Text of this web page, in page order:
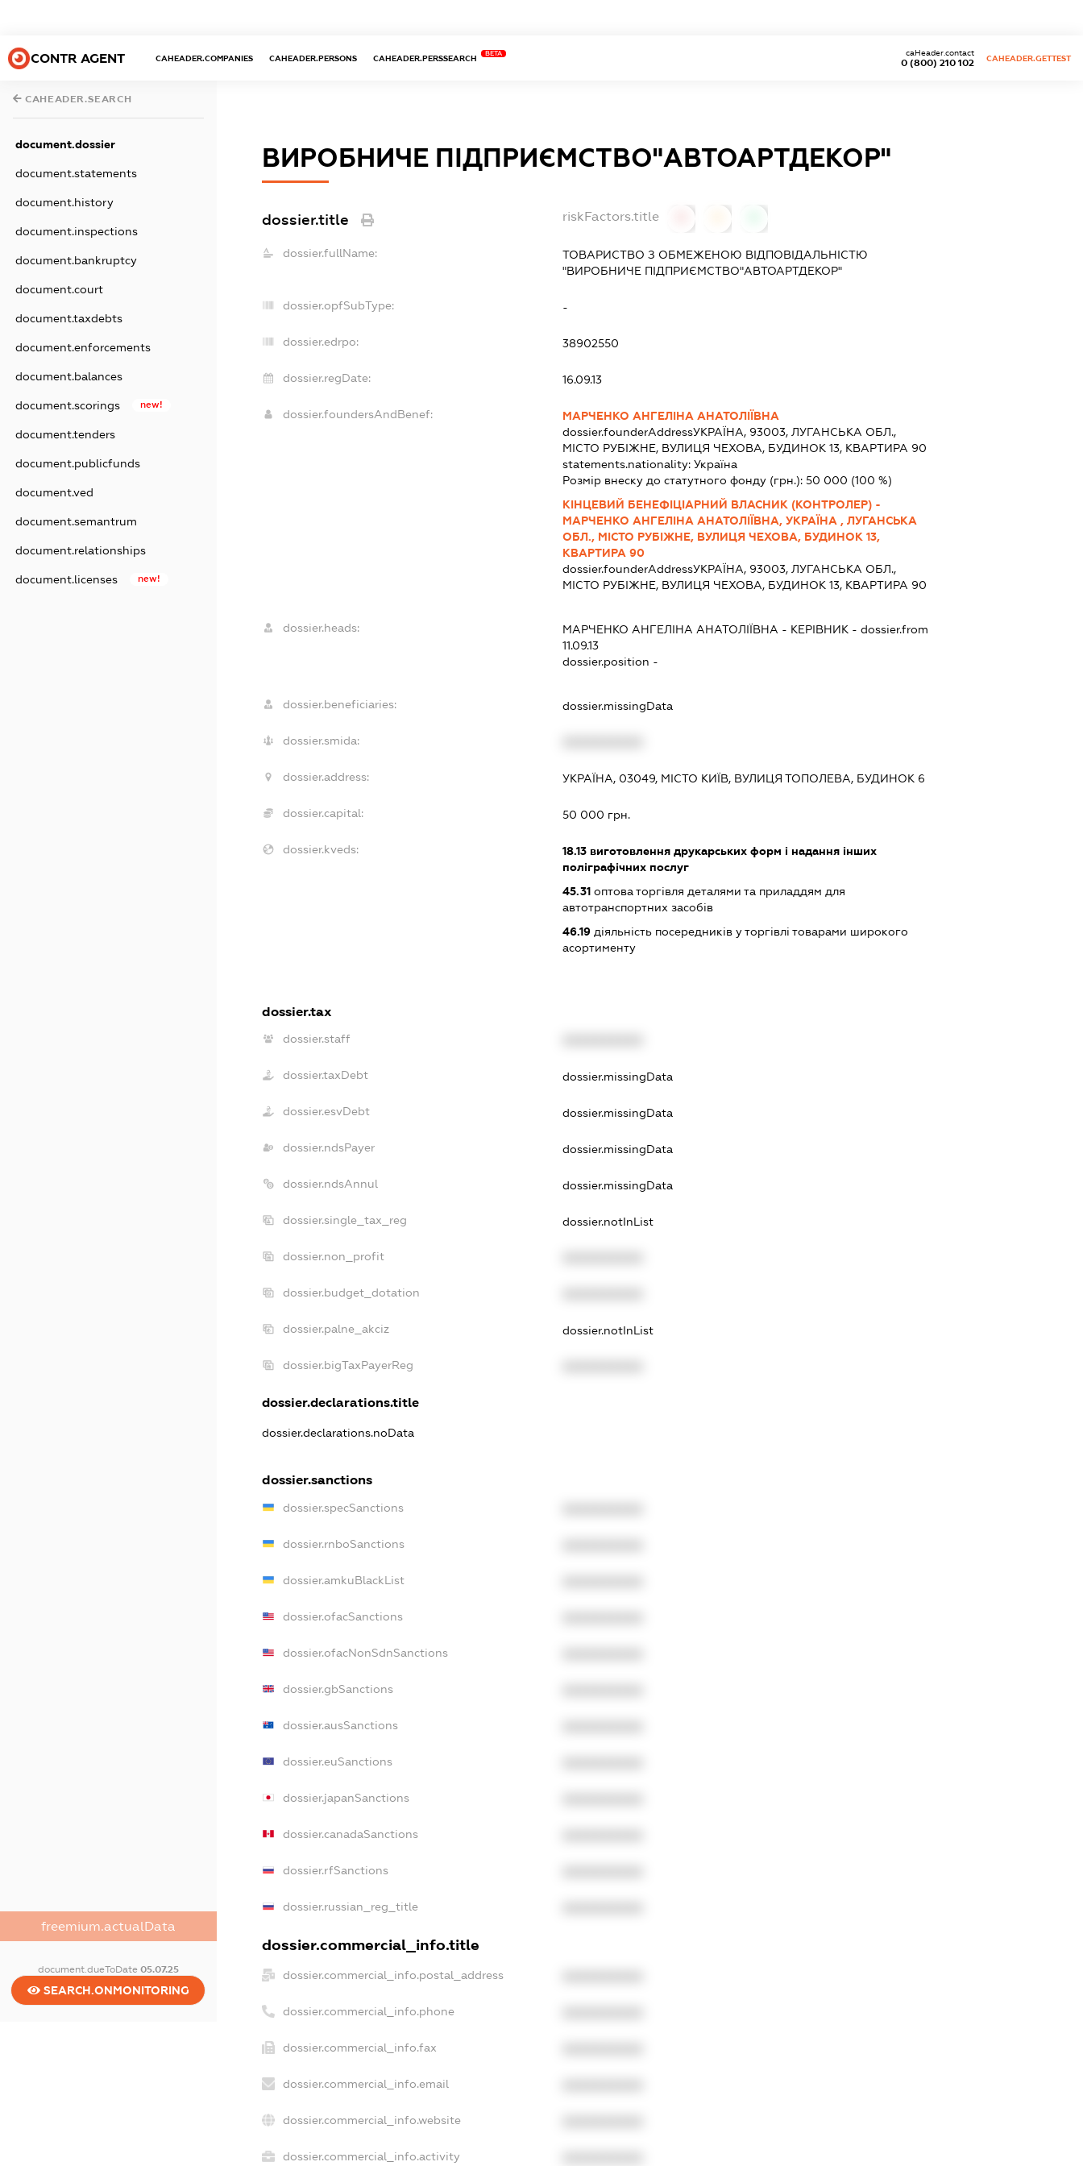
CONTR AGENT CAHEADER.COMPANIES CAHEADER.PERSONS CAHEADER.PERSSEARCH
BETA
0 (800) 210 102
caHeader.contact
CAHEADER.GETTEST
CAHEADER.SEARCH
document.dossier
document.statements
document.history
document.inspections
document.bankruptcy
document.court
document.taxdebts
document.enforcements
document.balances
document.scorings new!
document.tenders
document.publicfunds
document.ved
document.semantrum
document.relationships
document.licenses new!
freemium.actualData
document.dueToDate 05.07.25
SEARCH.ONMONITORING
ВИРОБНИЧЕ ПІДПРИЄМСТВО"АВТОАРТДЕКОР"
dossier.title riskFactors.title
dossier.fullName:
ТОВАРИСТВО З ОБМЕЖЕНОЮ ВІДПОВІДАЛЬНІСТЮ
"ВИРОБНИЧЕ ПІДПРИЄМСТВО"АВТОАРТДЕКОР"
dossier.opfSubType: -
dossier.edrpo: 38902550
dossier.regDate: 16.09.13
dossier.foundersAndBenef:
МАРЧЕНКО АНГЕЛІНА АНАТОЛІЇВНА
dossier.founderAddressУКРАЇНА, 93003, ЛУГАНСЬКА ОБЛ.,
МІСТО РУБІЖНЕ, ВУЛИЦЯ ЧЕХОВА, БУДИНОК 13, КВАРТИРА 90
statements.nationality: Україна
Розмір внеску до статутного фонду (грн.): 50 000 (100 %)
КІНЦЕВИЙ БЕНЕФІЦІАРНИЙ ВЛАСНИК (КОНТРОЛЕР) -
МАРЧЕНКО АНГЕЛІНА АНАТОЛІЇВНА, УКРАЇНА , ЛУГАНСЬКА
ОБЛ., МІСТО РУБІЖНЕ, ВУЛИЦЯ ЧЕХОВА, БУДИНОК 13,
КВАРТИРА 90
dossier.founderAddressУКРАЇНА, 93003, ЛУГАНСЬКА ОБЛ.,
МІСТО РУБІЖНЕ, ВУЛИЦЯ ЧЕХОВА, БУДИНОК 13, КВАРТИРА 90
dossier.heads: МАРЧЕНКО АНГЕЛІНА АНАТОЛІЇВНА - КЕРІВНИК - dossier.from
11.09.13
dossier.position -
dossier.beneficiaries: dossier.missingData
dossier.smida:
dossier.address: УКРАЇНА, 03049, МІСТО КИЇВ, ВУЛИЦЯ ТОПОЛЕВА, БУДИНОК 6
dossier.capital: 50 000 грн.
dossier.kveds: 18.13виготовлення друкарських форм і надання інших
поліграфічних послуг
45.31оптова торгівля деталями та приладдям для
автотранспортних засобів
46.19діяльність посередників у торгівлі товарами широкого
асортименту
dossier.tax
dossier.staff
dossier.taxDebt dossier.missingData
dossier.esvDebt dossier.missingData
dossier.ndsPayer dossier.missingData
dossier.ndsAnnul dossier.missingData
dossier.single_tax_reg dossier.notInList
dossier.non_profit
dossier.budget_dotation
dossier.palne_akciz dossier.notInList
dossier.bigTaxPayerReg
dossier.declarations.title
dossier.declarations.noData
dossier.sanctions
dossier.specSanctions
dossier.rnboSanctions
dossier.amkuBlackList
dossier.ofacSanctions
dossier.ofacNonSdnSanctions
dossier.gbSanctions
dossier.ausSanctions
dossier.euSanctions
dossier.japanSanctions
dossier.canadaSanctions
dossier.rfSanctions
dossier.russian_reg_title
dossier.commercial_info.title
dossier.commercial_info.postal_address
dossier.commercial_info.phone
dossier.commercial_info.fax
dossier.commercial_info.email
dossier.commercial_info.website
dossier.commercial_info.activity